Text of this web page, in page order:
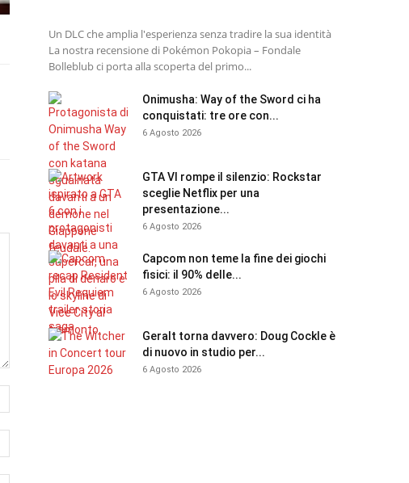
Un DLC che amplia l'esperienza senza tradire la sua identità
La nostra recensione di Pokémon Pokopia – Fondale
Bolleblub ci porta alla scoperta del primo...
Onimusha: Way of the Sword ci ha
conquistati: tre ore con...
6 Agosto 2026
GTA VI rompe il silenzio: Rockstar
sceglie Netflix per una
presentazione...
6 Agosto 2026
Capcom non teme la fine dei giochi
fisici: il 90% delle...
6 Agosto 2026
Geralt torna davvero: Doug Cockle è
di nuovo in studio per...
6 Agosto 2026